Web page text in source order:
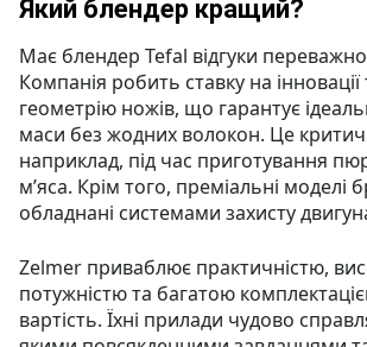
Який блендер кращий?
Має блендер Tefal відгуки
Компанія робить ставку на інновації
геометрію ножів, що гарантує
маси без жодних волокон. Це
наприклад, під час приготування
м’яса. Крім того, преміальні моделі
обладнані системами захисту
Zelmer приваблює практичністю,
потужністю та багатою
вартість. Їхні прилади чудово